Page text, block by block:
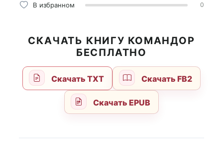
В избранном 0
СКАЧАТЬ КНИГУ КОМАНДОР
БЕСПЛАТНО
Скачать TXT Скачать FB2
Скачать EPUB